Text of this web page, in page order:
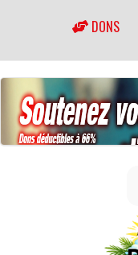
DONS